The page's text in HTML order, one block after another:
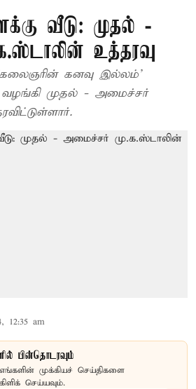
வீடு: முதல் -
உத்தரவு
கனவு இல்லம்'
வழங்கி முதல் - அமைச்சர்
12:35 am
பின்தொடரவும்
முக்கியச் செய்திகளை
செய்யவும்.